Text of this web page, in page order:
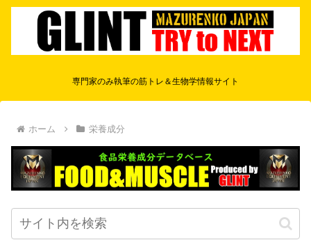
専門家のみ執筆の筋トレ＆生物学情報サイト
ホーム 栄養成分